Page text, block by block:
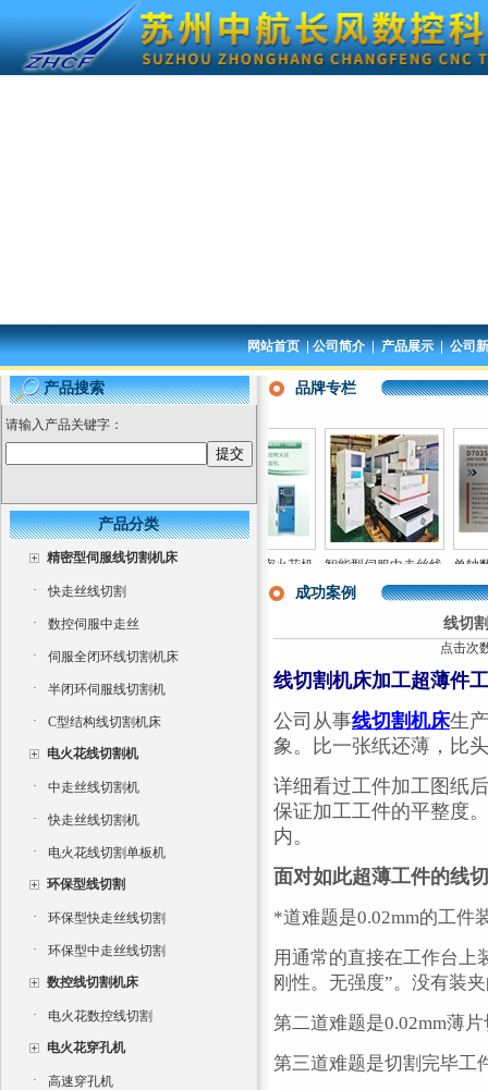
网站首页|公司简介|产品展示|公司
产品搜索
请输入产品关键字：
产品分类
精密型伺服线切割机床
· 快走丝线切割
· 数控伺服中走丝
· 伺服全闭环线切割机床
· 半闭环伺服线切割机
· C型结构线切割机床
电火花线切割机
· 中走丝线切割机
· 快走丝线切割机
· 电火花线切割单板机
环保型线切割
· 环保型快走丝线切割
· 环保型中走丝线切割
数控线切割机床
· 电火花数控线切割
电火花穿孔机
· 高速穿孔机
品牌专栏
控火
三轴数控电火花成型
机床CNC350
单轴数控精密火花机
高速电火花成型机直
智能型伺服中走丝线
切割机
单轴数
穿孔机
成功案例
线切
点击次
线切割机床加工超薄件
公司从事线切割机床生
象。比一张纸还薄，比
详细看过工件加工图纸
保证加工工件的平整度
内。
面对如此超薄工件的线
*道难题是0.02mm的工件
用通常的直接在工作台上
刚性。无强度”。没有装
第二道难题是0.02mm薄
第三道难题是切割完毕工